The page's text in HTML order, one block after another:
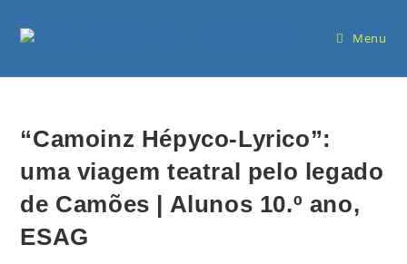
Menu
“Camoinz Hépyco-Lyrico”:
uma viagem teatral pelo legado
de Camões | Alunos 10.º ano,
ESAG